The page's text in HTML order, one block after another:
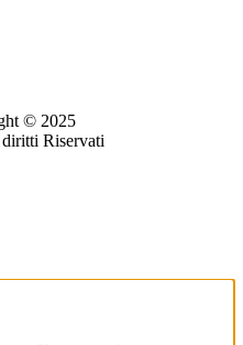
© 2025
Riservati